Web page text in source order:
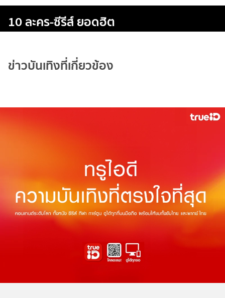
10 ละคร-ซีรีส์ ยอดฮิต
ข่าวบันเทิงที่เกี่ยวข้อง